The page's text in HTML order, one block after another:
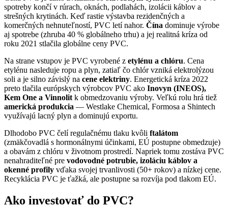
spotreby končí v rúrach, oknách, podlahách, izolácii káblov a
strešných krytinách. Keď rastie výstavba rezidenčných a
komerčných nehnuteľností, PVC letí nahor. Čína dominuje výrobe
aj spotrebe (zhruba 40 % globálneho trhu) a jej realitná kríza od
roku 2021 stlačila globálne ceny PVC.
Na strane vstupov je PVC vyrobené z etylénu a chlóru. Cena
etylénu nasleduje ropu a plyn, zatiaľ čo chlór vzniká elektrolýzou
soli a je silno závislý na cene elektriny. Energetická kríza 2022
preto tlačila európskych výrobcov PVC ako Inovyn (INEOS),
Kem One a Vinnolit k obmedzovaniu výroby. Veľkú rolu hrá tiež
americká produkcia — Westlake Chemical, Formosa a Shintech
využívajú lacný plyn a dominujú exportu.
Dlhodobo PVC čelí regulačnému tlaku kvôli ftalátom
(zmäkčovadlá s hormonálnymi účinkami, EÚ postupne obmedzuje)
a obavám z chlóru v životnom prostredí. Napriek tomu zostáva PVC
nenahraditeľné pre vodovodné potrubie, izoláciu káblov a
okenné profily vďaka svojej trvanlivosti (50+ rokov) a nízkej cene.
Recyklácia PVC je ťažká, ale postupne sa rozvíja pod tlakom EÚ.
Ako investovať do PVC?